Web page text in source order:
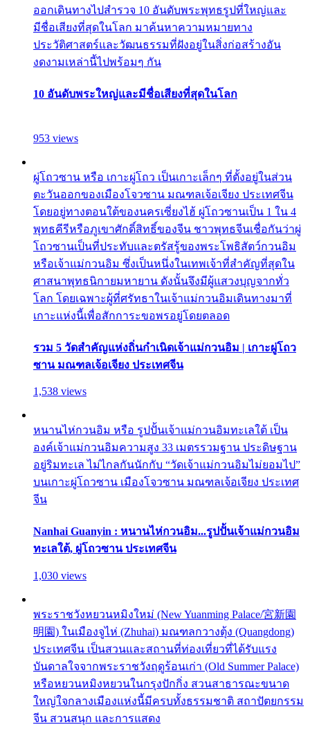
ออกเดินทางไปสำรวจ 10 อันดับพระพุทธรูปที่ใหญ่และ
มีชื่อเสียงที่สุดในโลก มาค้นหาความหมายทาง
ประวัติศาสตร์และวัฒนธรรมที่ฝังอยู่ในสิ่งก่อสร้างอัน
งดงามเหล่านี้ไปพร้อมๆ กัน
10 อันดับพระใหญ่และมีชื่อเสียงที่สุดในโลก
953 views
ผู่โถวซาน หรือ เกาะผู่โถว เป็นเกาะเล็กๆ ที่ตั้งอยู่ในส่วน
ตะวันออกของเมืองโจวซาน มณฑลเจ้อเจียง ประเทศจีน
โดยอยู่ทางตอนใต้ของนครเซี่ยงไฮ้ ผู่โถวซานเป็น 1 ใน 4
พุทธคีรีหรือภูเขาศักดิ์สิทธิ์ของจีน ชาวพุทธจีนเชื่อกันว่าผู่
โถวซานเป็นที่ประทับและตรัสรู้ของพระโพธิสัตว์กวนอิม
หรือเจ้าแม่กวนอิม ซึ่งเป็นหนึ่งในเทพเจ้าที่สำคัญที่สุดใน
ศาสนาพุทธนิกายมหายาน ดังนั้นจึงมีผู้แสวงบุญจากทั่ว
โลก โดยเฉพาะผู้ที่ศรัทธาในเจ้าแม่กวนอิมเดินทางมาที่
เกาะแห่งนี้เพื่อสักการะขอพรอยู่โดยตลอด
รวม 5 วัดสำคัญแห่งถิ่นกำเนิดเจ้าแม่กวนอิม | เกาะผู่โถว
ซาน มณฑลเจ้อเจียง ประเทศจีน
1,538 views
หนานไห่กวนอิม หรือ รูปปั้นเจ้าแม่กวนอิมทะเลใต้ เป็น
องค์เจ้าแม่กวนอิมความสูง 33 เมตรรวมฐาน ประดิษฐาน
อยู่ริมทะเล ไม่ไกลกันนักกับ “วัดเจ้าแม่กวนอิมไม่ยอมไป”
บนเกาะผู่โถวซาน เมืองโจวซาน มณฑลเจ้อเจียง ประเทศ
จีน
Nanhai Guanyin : หนานไห่กวนอิม...รูปปั้นเจ้าแม่กวนอิม
ทะเลใต้, ผู่โถวซาน ประเทศจีน
1,030 views
พระราชวังหยวนหมิงใหม่ (New Yuanming Palace/宮新園
明園) ในเมืองจูไห่ (Zhuhai) มณฑลกวางตุ้ง (Quangdong)
ประเทศจีน เป็นสวนและสถานที่ท่องเที่ยวที่ได้รับแรง
บันดาลใจจากพระราชวังฤดูร้อนเก่า (Old Summer Palace)
หรือหยวนหมิงหยวนในกรุงปักกิ่ง สวนสาธารณะขนาด
ใหญ่ใจกลางเมืองแห่งนี้มีครบทั้งธรรมชาติ สถาปัตยกรรม
จีน สวนสนุก และการแสดง